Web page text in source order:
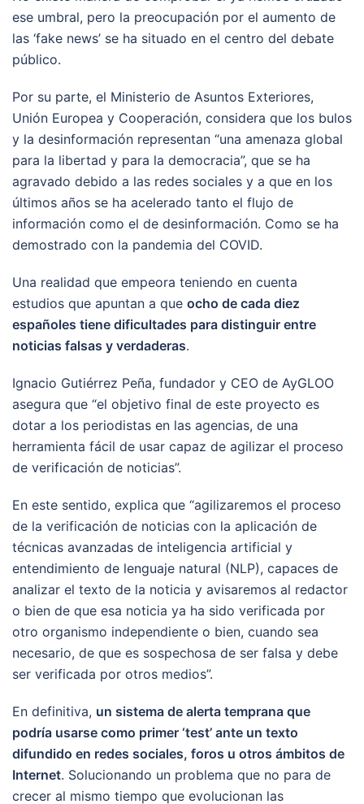
ese umbral, pero la preocupación por el aumento de
las ‘fake news’ se ha situado en el centro del debate
público.
Por su parte, el Ministerio de Asuntos Exteriores,
Unión Europea y Cooperación, considera que los bulos
y la desinformación representan “una amenaza global
para la libertad y para la democracia”, que se ha
agravado debido a las redes sociales y a que en los
últimos años se ha acelerado tanto el flujo de
información como el de desinformación. Como se ha
demostrado con la pandemia del COVID.
Una realidad que empeora teniendo en cuenta
estudios que apuntan a que ocho de cada diez
españoles tiene dificultades para distinguir entre
noticias falsas y verdaderas.
Ignacio Gutiérrez Peña, fundador y CEO de AyGLOO
asegura que “el objetivo final de este proyecto es
dotar a los periodistas en las agencias, de una
herramienta fácil de usar capaz de agilizar el proceso
de verificación de noticias”.
En este sentido, explica que “agilizaremos el proceso
de la verificación de noticias con la aplicación de
técnicas avanzadas de inteligencia artificial y
entendimiento de lenguaje natural (NLP), capaces de
analizar el texto de la noticia y avisaremos al redactor
o bien de que esa noticia ya ha sido verificada por
otro organismo independiente o bien, cuando sea
necesario, de que es sospechosa de ser falsa y debe
ser verificada por otros medios”.
En definitiva, un sistema de alerta temprana que
podría usarse como primer ‘test’ ante un texto
difundido en redes sociales, foros u otros ámbitos de
Internet. Solucionando un problema que no para de
crecer al mismo tiempo que evolucionan las